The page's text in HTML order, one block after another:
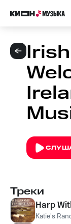
Треки
Harp
Katie's